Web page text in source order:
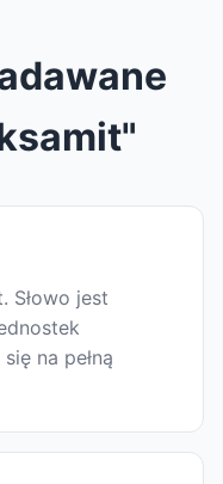
Słowo jest
na pełną